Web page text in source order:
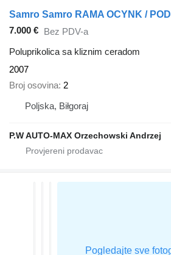
7.000 € Bez PDV-a
Poluprikolica sa kliznim ceradom
2007
Broj osovina 2
Poljska, Biłgoraj
P.W AUTO-MAX Orzechowski Andrzej